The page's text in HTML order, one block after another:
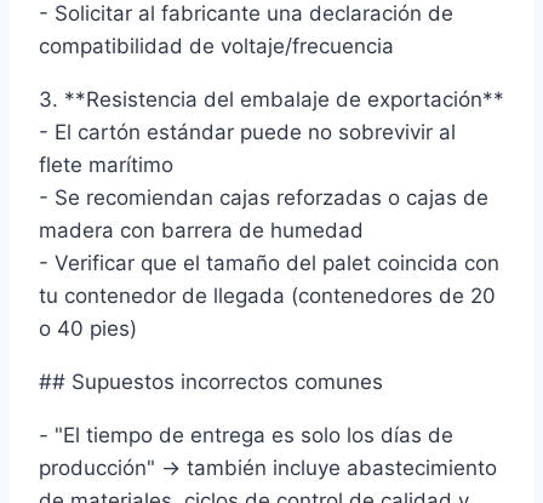
- Solicitar al fabricante una declaración de
compatibilidad de voltaje/frecuencia
3. **Resistencia del embalaje de exportación**
- El cartón estándar puede no sobrevivir al
flete marítimo
- Se recomiendan cajas reforzadas o cajas de
madera con barrera de humedad
- Verificar que el tamaño del palet coincida con
tu contenedor de llegada (contenedores de 20
o 40 pies)
## Supuestos incorrectos comunes
- "El tiempo de entrega es solo los días de
producción" → también incluye abastecimiento